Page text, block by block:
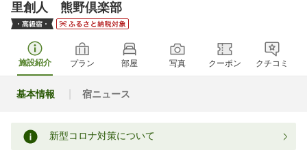
里創人 熊野倶楽部
施設紹介 プラン 部屋 写真 クーポン クチコミ
基本情報 宿ニュース
新型コロナ対策について